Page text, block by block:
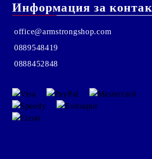
Информация за
office@armstrongshop.com
0889548419
0888452848